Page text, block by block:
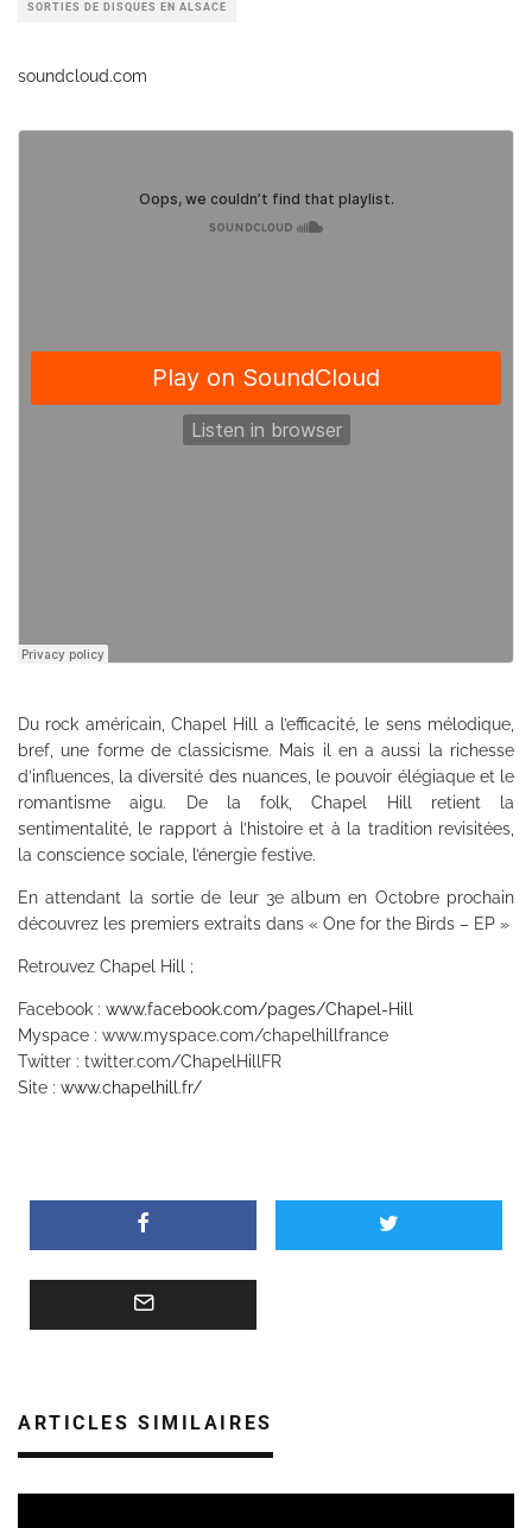
SORTIES DE DISQUES EN ALSACE
soundcloud.com
Du rock américain, Chapel Hill a l’efficacité, le sens mélodique,
bref, une forme de classicisme. Mais il en a aussi la richesse
d’influences, la diversité des nuances, le pouvoir élégiaque et le
romantisme aigu. De la folk, Chapel Hill retient la
sentimentalité, le rapport à l’histoire et à la tradition revisitées,
la conscience sociale, l’énergie festive.
En attendant la sortie de leur 3e album en Octobre prochain
découvrez les premiers extraits dans « One for the Birds – EP »
Retrouvez Chapel Hill ;
Facebook : www.facebook.com/pages/Chapel-Hill
Myspace : www.myspace.com/chapelhillfrance
Twitter : twitter.com/ChapelHillFR
Site : www.chapelhill.fr/
ARTICLES SIMILAIRES